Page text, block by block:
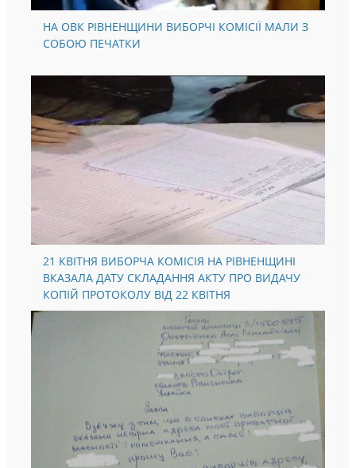
НА ОВК РІВНЕНЩИНИ ВИБОРЧІ КОМІСІЇ МАЛИ З
СОБОЮ ПЕЧАТКИ
21 КВІТНЯ ВИБОРЧА КОМІСІЯ НА РІВНЕНЩИНІ
ВКАЗАЛА ДАТУ СКЛАДАННЯ АКТУ ПРО ВИДАЧУ
КОПІЙ ПРОТОКОЛУ ВІД 22 КВІТНЯ